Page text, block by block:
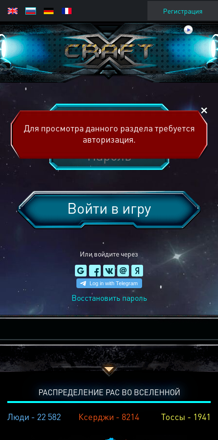
Регистрация
Или войдите через
Войти в игру
Восстановить пароль
Для просмотра данного раздела требуется
авторизация.
РАСПРЕДЕЛЕНИЕ РАС ВО ВСЕЛЕННОЙ
Люди - 22 582 Ксерджи - 8214 Тоссы - 1941